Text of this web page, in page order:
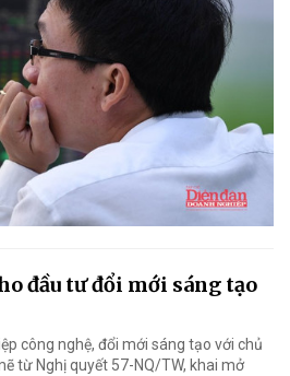
đầu tư đổi mới sáng tạo
công nghệ, đổi mới sáng tạo với chủ
từ Nghị quyết 57-NQ/TW, khai mở